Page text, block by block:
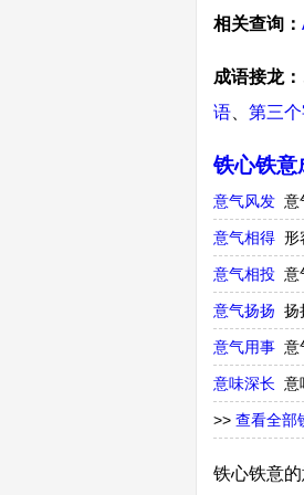
相关查询：
成语接龙：
语
第三
铁心铁意
意气风发 意
意气相得 形
意气相投 意
意气扬扬 扬
意气用事 意
意味深长 意
>> 查看全部
铁心铁意